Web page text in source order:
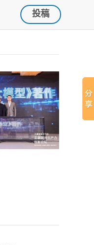
投稿